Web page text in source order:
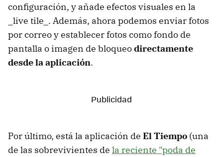
configuración, y añade efectos visuales en la
_live tile_. Además, ahora podemos enviar fotos
por correo y establecer fotos como fondo de
pantalla o imagen de bloqueodirectamente
desde la aplicación.
Por último, está la aplicación de El Tiempo (una
de las sobrevivientes de la reciente "poda de